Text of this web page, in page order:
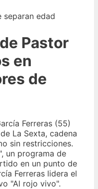
Pastor
en
de
Ferreras (55)
La Sexta, cadena
sin restricciones.
un programa de
en un punto de
Ferreras lidera el
"Al rojo vivo".